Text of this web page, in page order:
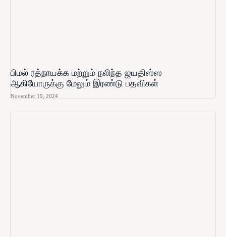
பிமல் ரத்நாயக்க மற்றும் நலிந்த ஜயதிஸ்ஸ
ஆகியோருக்கு மேலும் இரண்டு பதவிகள்
November 19, 2024